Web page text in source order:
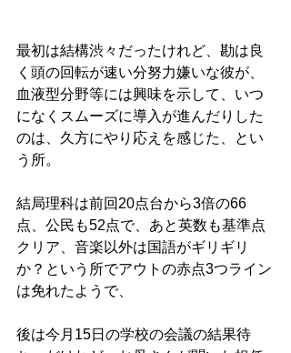
最初は結構渋々だったけれど、勘は良
く頭の回転が速い分努力嫌いな彼が、
血液型分野等には興味を示して、いつ
になくスムーズに導入が進んだりした
のは、久方にやり応えを感じた、とい
う所。
結局理科は前回20点台から3倍の66
点、公民も52点で、あと英数も基準点
クリア、音楽以外は国語がギリギリ
か？という所でアウトの赤点3つライン
は免れたようで、
後は今月15日の学校の会議の結果待